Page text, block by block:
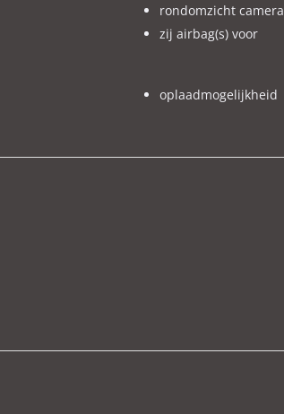
rondomzicht camera
zij airbag(s) voor
oplaadmogelijkheid